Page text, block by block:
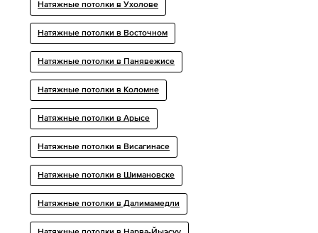
Натяжные потолки в Ухолове
Натяжные потолки в Восточном
Натяжные потолки в Панявежисе
Натяжные потолки в Коломне
Натяжные потолки в Арысе
Натяжные потолки в Висагинасе
Натяжные потолки в Шимановске
Натяжные потолки в Далимамедли